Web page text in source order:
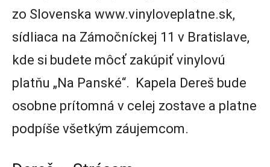
zo Slovenska www.vinyloveplatne.sk,
sídliaca na Zámočníckej 11 v Bratislave,
kde si budete môcť zakúpiť vinylovú
platňu „Na Panské“. Kapela Dereš bude
osobne prítomná v celej zostave a platne
podpíše všetkým záujemcom.